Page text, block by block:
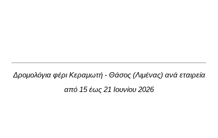
Δρομολόγια φέρι Κεραμωτή - Θάσος (Λιμένας) ανά εταιρεία
από 15 έως 21 Ιουνίου 2026